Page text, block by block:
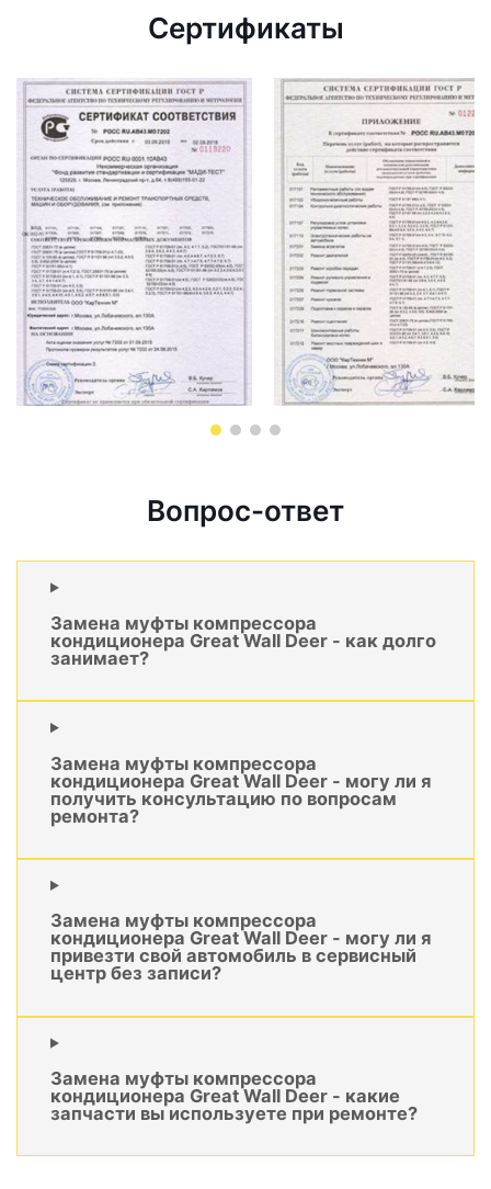
Сертификаты
Вопрос-ответ
Замена муфты компрессора
кондиционера Great Wall Deer - как долго
занимает?
Замена муфты компрессора
кондиционера Great Wall Deer - могу ли я
получить консультацию по вопросам
ремонта?
Замена муфты компрессора
кондиционера Great Wall Deer - могу ли я
привезти свой автомобиль в сервисный
центр без записи?
Замена муфты компрессора
кондиционера Great Wall Deer - какие
запчасти вы используете при ремонте?